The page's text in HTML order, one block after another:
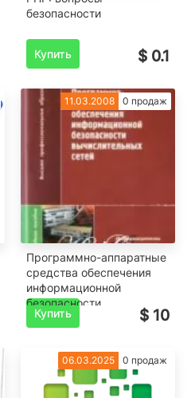
безопасности
Купить $ 0.1
11.03.2008 0 продаж
Программно-аппаратные
средства обеспечения
информационной
безопасности
вычислительных сетей
Купить $ 10
06.03.2025 0 продаж